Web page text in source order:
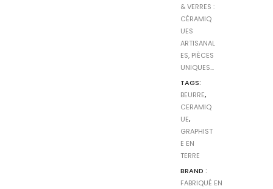
& VERRES :
CÉRAMIQ
UES
ARTISANAL
ES, PIÈCES
UNIQUES...
TAGS:
BEURRE,
CERAMIQ
UE,
GRAPHIST
E EN
TERRE
BRAND :
FABRIQUÉ EN